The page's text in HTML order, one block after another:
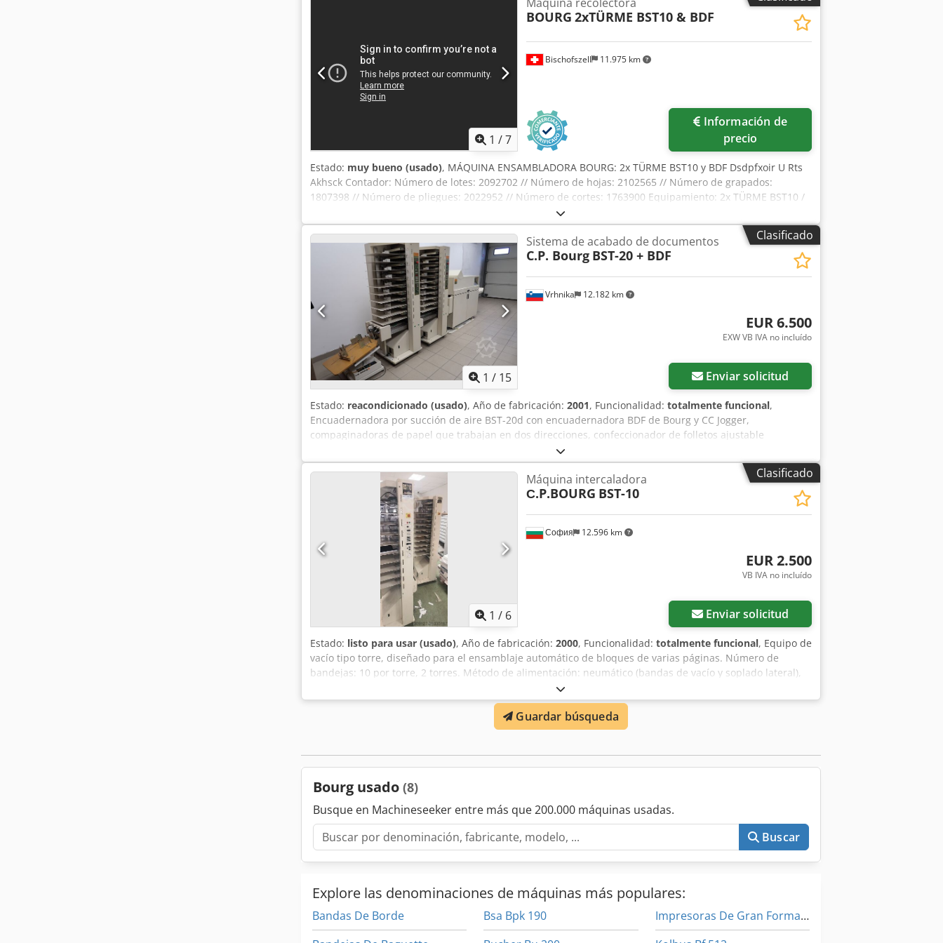
durante muchos años hasta la fecha. Está listo para ser recogido. Si lo desea, también es posible la venta
de máquinas individuales. Estaremos encantados de concertar una cita para una visita in situ. Si tiene
1 /7
Bischofszell 11.975 km
Máquina recolectora
BOURG 2xTÜRME BST10 & BDF
precio
Estado: muy bueno (usado), MÁQUINA ENSAMBLADORA BOURG: 2x TÜRME BST10 y BDF Dsdpfxoir U Rts
Akhsck Contador: Número de lotes: 2092702 // Número de hojas: 2102565 // Número de grapados:
1807398 // Número de pliegues: 2022952 // Número de cortes: 1763900 Equipamiento: 2x TÜRME BST10 /
BST 10 (cada una con 10 estaciones) N.º de serie: 02 01 4 1834 N.º de serie: 02 11 4 1769 BDF N.º de serie:
40 12 4 1046 Se incluyen dos cabezales de grapado de repuesto.
Clasificado
1 / 15
Vrhnika 12.182 km
Sistema de acabado de documentos
C.P. Bourg BST-20 + BDF
EUR 6.500
EXW VB IVA no incluído
Enviar solicitud
Estado: reacondicionado (usado), Año de fabricación: 2001, Funcionalidad: totalmente funcional,
Encuadernadora por succión de aire BST-20d con encuadernadora BDF de Bourg y CC Jogger,
compaginadoras de papel que trabajan en dos direcciones, confeccionador de folletos ajustable
totalmente automático BDF a la izquierda, Dcedpfxspdnmfj Akhsk salida criss cross jogger a la derecha
dos cabezales de cosido Hohner 48/5S BDH, formato máximo de papel 520 x 350mm, formato de papel
mín. 203 x 120mm, velocidad hasta 4.200 folletos por hora. máquina revisada y en perfecto estado de
funcionamiento, todas las piezas desgastadas y correas han sido sustituidas.
Clasificado
1 / 6
София 12.596 km
Máquina intercaladora
С.P.BOURG BST-10
EUR 2.500
VB IVA no incluído
Enviar solicitud
Estado: listo para usar (usado), Año de fabricación: 2000, Funcionalidad: totalmente funcional, Equipo de
vacío tipo torre, diseñado para el ensamblaje automático de bloques de varias páginas. Número de
bandejas: 10 por torre, 2 torres. Método de alimentación: neumático (bandas de vacío y soplado lateral),
lo que permite trabajar con una amplia gama de papeles, incluyendo gloss. Incluye documentación.
Dcodpfxjyb Tgxe Akhsk
Guardar búsqueda
Bourg usado (8)
Busque en Machineseeker entre más que 200.000 máquinas usadas.
Buscar
Explore las denominaciones de máquinas más populares:
Bandas De Borde
Bsa Bpk 190
Impresoras De Gran Formato